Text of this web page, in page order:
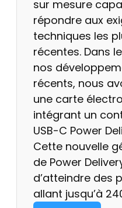
sur mesure
répondre aux
techniques les
récentes. Dans
nos
récents, nous
une carte
intégrant un
USB-C Power
Cette nouvelle
de Power
d’atteindre des
allant jusqu’à